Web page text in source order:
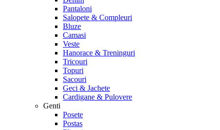
Pantaloni
Salopete & Compleuri
Bluze
Camasi
Veste
Hanorace & Treninguri
Tricouri
Topuri
Sacouri
Geci & Jachete
Cardigane & Pulovere
Genti
Posete
Postas